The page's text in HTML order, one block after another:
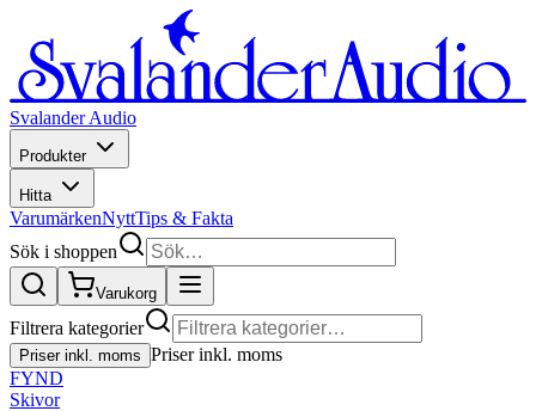
Svalander Audio
Produkter
Hitta
VarumärkenNyttTips & Fakta
Sök i shoppen
Varukorg
Filtrera kategorier
Priser inkl. moms Priser inkl. moms
FYND
Skivor